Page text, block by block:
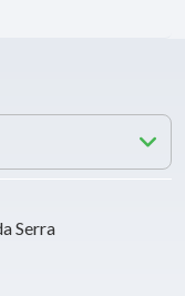
Serra